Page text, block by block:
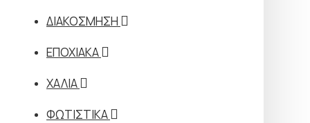
ΔΙΑΚΟΣΜΗΣΗ
ΕΠΟΧΙΑΚΑ
ΧΑΛΙΑ
ΦΩΤΙΣΤΙΚΑ